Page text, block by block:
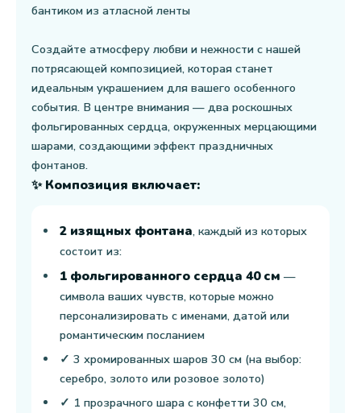
бантиком из атласной ленты
Создайте атмосферу любви и нежности с нашей
потрясающей композицией, которая станет
идеальным украшением для вашего особенного
события. В центре внимания — два роскошных
фольгированных сердца, окруженных мерцающими
шарами, создающими эффект праздничных
фонтанов.
✨ Композиция включает:
2 изящных фонтана, каждый из которых
состоит из:
1 фольгированного сердца 40 см —
символа ваших чувств, которые можно
персонализировать с именами, датой или
романтическим посланием
✓ 3 хромированных шаров 30 см (на выбор:
серебро, золото или розовое золото)
✓ 1 прозрачного шара с конфетти 30 см,